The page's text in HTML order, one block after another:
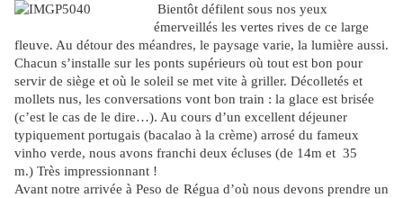
Bientôt défilent sous nos yeux
émerveillés les vertes rives de ce large
fleuve. Au détour des méandres, le paysage varie, la lumière aussi.
Chacun s’installe sur les ponts supérieurs où tout est bon pour
servir de siège et où le soleil se met vite à griller. Décolletés et
mollets nus, les conversations vont bon train : la glace est brisée
(c’est le cas de le dire…). Au cours d’un excellent déjeuner
typiquement portugais (bacalao à la crème) arrosé du fameux
vinho verde, nous avons franchi deux écluses (de 14m et 35
m.) Très impressionnant !
Avant notre arrivée à Peso de Régua d’où nous devons prendre un